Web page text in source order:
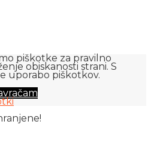
piškotke za pravilno
obiskanosti strani. S
uporabo piškotkov.